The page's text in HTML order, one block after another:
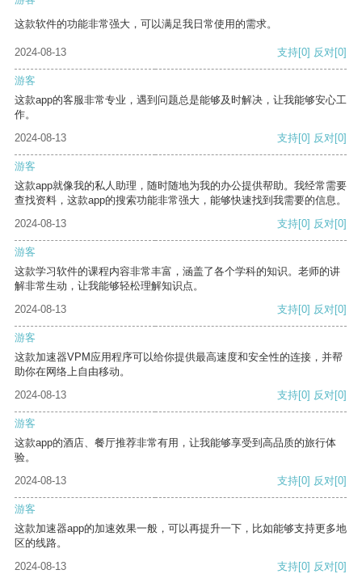
这款软件的功能非常强大，可以满足我日常使用的需求。
2024-08-13 支持[0] 反对[0]
游客
这款app的客服非常专业，遇到问题总是能够及时解决，让我能够安心工
作。
2024-08-13
支持[0] 反对[0]
游客
这款app就像我的私人助理，随时随地为我的办公提供帮助。我经常需要
查找资料，这款app的搜索功能非常强大，能够快速找到我需要的信息。
2024-08-13
支持[0] 反对[0]
游客
这款学习软件的课程内容非常丰富，涵盖了各个学科的知识。老师的讲
解非常生动，让我能够轻松理解知识点。
2024-08-13
支持[0] 反对[0]
游客
这款加速器VPM应用程序可以给你提供最高速度和安全性的连接，并帮
助你在网络上自由移动。
2024-08-13
支持[0] 反对[0]
游客
这款app的酒店、餐厅推荐非常有用，让我能够享受到高品质的旅行体
验。
2024-08-13
支持[0] 反对[0]
游客
这款加速器app的加速效果一般，可以再提升一下，比如能够支持更多地
区的线路。
2024-08-13
支持[0] 反对[0]